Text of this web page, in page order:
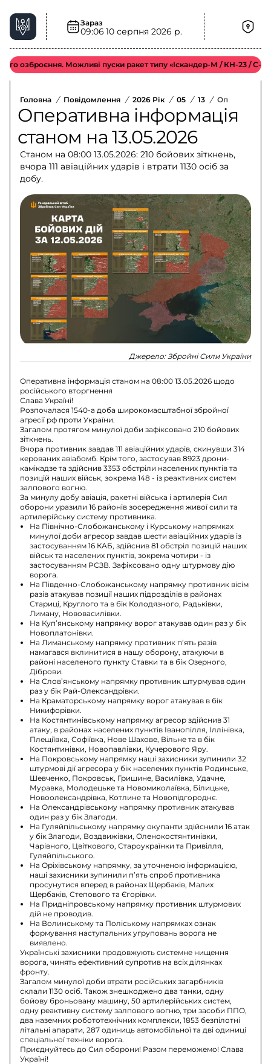
Зараз
09:06 10 серпня 2026 р.
Можливі пуски ракет типу «Іскандер-М / КН-23 / С-300».
Головна / Повідомлення / 2026 Рік / 05 / 13 / Оперативна
Оперативна інформація
станом на 13.05.2026
Станом на 08:00 13.05.2026: 210 бойових зіткнень,
вчора 111 авіаційних ударів і втрати 1130 осіб за
добу.
Джерело:Збройні Сили України
Оперативна інформація станом на 08:00 13.05.2026 щодо
російського вторгнення
Слава Україні!
Розпочалася 1540-а доба широкомасштабної збройної
агресії рф проти України.
Загалом протягом минулої доби зафіксовано 210 бойових
зіткнень.
Вчора противник завдав 111 авіаційних ударів, скинувши 314
керованих авіабомб. Крім того, застосував 8923 дрони-
камікадзе та здійснив 3353 обстріли населених пунктів та
позицій наших військ, зокрема 148 - із реактивних систем
залпового вогню.
За минулу добу авіація, ракетні війська і артилерія Сил
оборони уразили 16 районів зосередження живої сили та
артилерійську систему противника.
На Північно-Слобожанському і Курському напрямках
минулої доби агресор завдав шести авіаційних ударів із
застосуванням 16 КАБ, здійснив 81 обстріл позицій наших
військ та населених пунктів, зокрема чотири - із
застосуванням РСЗВ. Зафіксовано одну штурмову дію
ворога.
На Південно-Слобожанському напрямку противник вісім
разів атакував позиції наших підрозділів в районах
Стариці, Круглого та в бік Колодязного, Радьківки,
Лиману, Нововасилівки.
На Куп’янському напрямку ворог атакував один раз у бік
Новоплатонівки.
На Лиманському напрямку противник п’ять разів
намагався вклинитися в нашу оборону, атакуючи в
районі населеного пункту Ставки та в бік Озерного,
Діброви.
На Слов’янському напрямку противник штурмував один
раз у бік Рай-Олександрівки.
На Краматорському напрямку ворог атакував в бік
Никифорівки.
На Костянтинівському напрямку агресор здійснив 31
атаку, в районах населених пунктів Іванопілля, Іллінівка,
Плещіївка, Софіївка, Нове Шахове, Вільне та в бік
Костянтинівки, Новопавлівки, Кучерового Яру.
На Покровському напрямку наші захисники зупинили 32
штурмові дії агресора у бік населених пунктів Родинське,
Шевченко, Покровськ, Гришине, Василівка, Удачне,
Муравка, Молодецьке та Новомиколаївка, Білицьке,
Новоолександрівка, Котлине та Новопідгороднє.
На Олександрівському напрямку противник атакував
один раз у бік Злагоди.
На Гуляйпільському напрямку окупанти здійснили 16 атак
у бік Злагоди, Воздвижівки, Оленокостянтинівки,
Чарівного, Цвіткового, Староукраїнки та Привілля,
Гуляйпільського.
На Оріхівському напрямку, за уточненою інформацією,
наші захисники зупинили п’ять спроб противника
просунутися вперед в районах Щербаків, Малих
Щербаків, Степового та Єгорівки.
На Придніпровському напрямку противник штурмових
дій не проводив.
На Волинському та Поліському напрямках ознак
формування наступальних угруповань ворога не
виявлено.
Українські захисники продовжують системне нищення
ворога, чинять ефективний супротив на всіх ділянках
фронту.
Загалом минулої доби втрати російських загарбників
склали 1130 осіб. Також знешкоджено два танки, одну
бойову броньовану машину, 50 артилерійських систем,
одну реактивну систему залпового вогню, три засоби ППО,
два наземних робототехнічних комплекси, 1853 безпілотні
літальні апарати, 287 одиниць автомобільної та дві одиниці
спеціальної техніки ворога.
Приєднуйтесь до Сил оборони! Разом переможемо! Слава
Україні!